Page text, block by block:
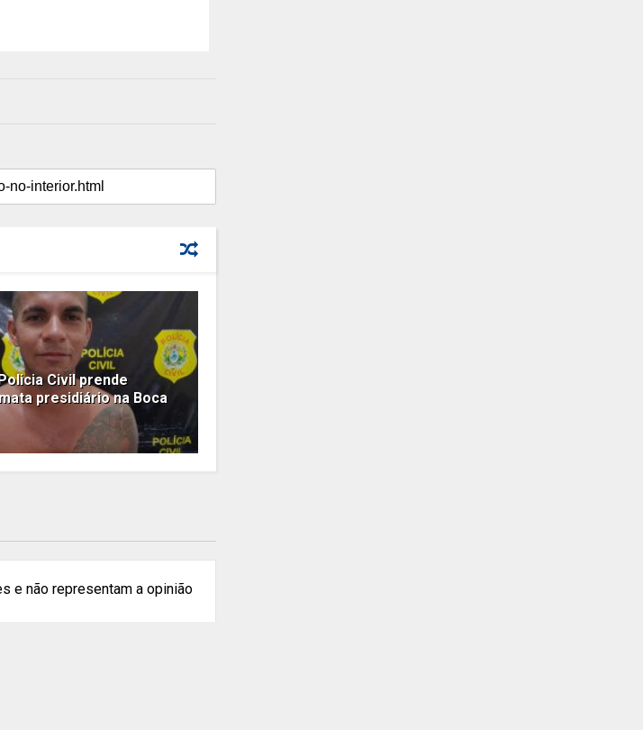
Civil prende
presidiário na Boca
e não representam a opinião